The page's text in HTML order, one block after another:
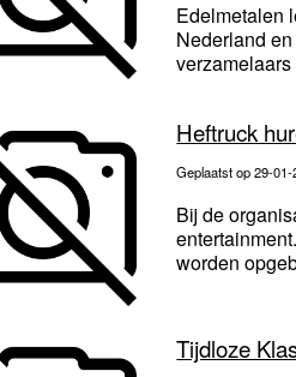
Edelmetalen
Nederland
Heftruck
Geplaatst op 29-01-
Bij de
worden
Tijdloze